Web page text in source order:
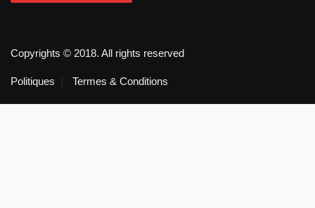
Copyrights © 2018. All rights reserved
Politiques Termes & Conditions